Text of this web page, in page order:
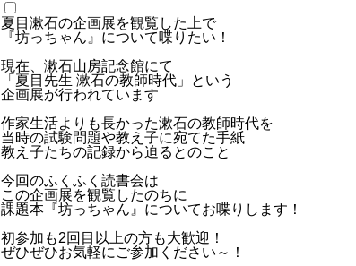
夏目漱石の企画展を観覧した上で
『坊っちゃん』について喋りたい！
現在、漱石山房記念館にて
「夏目先生 漱石の教師時代」という
企画展が行われています
作家生活よりも長かった漱石の教師時代を
当時の試験問題や教え子に宛てた手紙
教え子たちの記録から迫るとのこと
今回のふくふく読書会は
この企画展を観覧したのちに
課題本『坊っちゃん』についてお喋りします！
初参加も2回目以上の方も大歓迎！
ぜひぜひお気軽にご参加ください～！